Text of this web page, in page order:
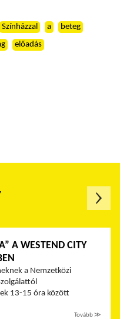
Színházzal a
beteg
előadás
A WESTEND CITY
a Nemzetközi
13-15 óra között
Tovább ≫